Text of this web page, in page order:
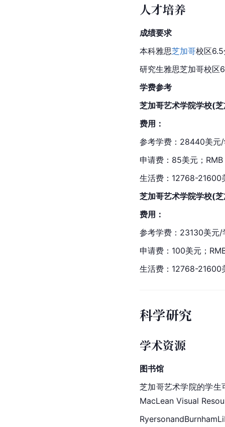
人才培养
成绩要求
本科雅思芝加哥校区
研究生雅思芝加哥校区
学费参考
芝加哥艺术学院学校(
费用：
参考学费：28440美元
申请费：85美元；
生活费：12768-
芝加哥艺术学院学校(
费用：
参考学费：23130美元
申请费：100美元；
生活费：12768-
科学研究
学术资源
图书馆
芝加哥艺术学院的学
MacLean Visual